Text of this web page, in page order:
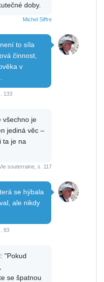
doby.
Michel Siffre
to síla
činnost,
v
133
všechno je
jediná věc –
ta je na
souterraine, s. 117
se hýbala
ale nikdy
93
"Pokud
se špatnou